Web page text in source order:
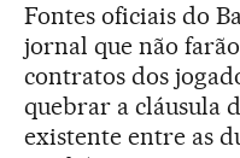
Fontes oficiais do
jornal que não
contratos dos
quebrar a cláusula
existente entre as